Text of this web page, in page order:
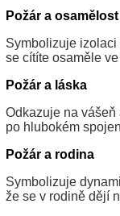
Požár a osamělost
Symbolizuje izolaci
se cítíte osaměle
Požár a láska
Odkazuje na vášeň
po hlubokém
Požár a rodina
Symbolizuje
že se v rodině dějí